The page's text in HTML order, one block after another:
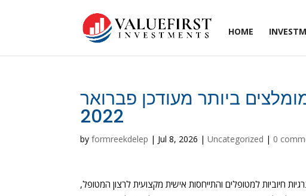
HOME
10 המעסים המומלצים ביותר מעודכן פברואר
2022
byformreekdelep | Jul 8, 2026 |Uncategorized | 0
חיוביות למטופלים והתייחסות אישית מקצועית לרצון המטופל,